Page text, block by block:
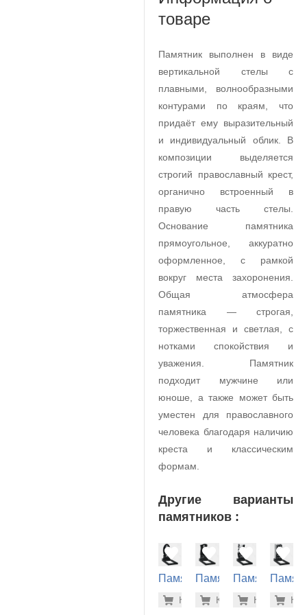
товаре
Памятник выполнен в виде
вертикальной стелы с
плавными, волнообразными
контурами по краям, что
придаёт ему выразительный
и индивидуальный облик. В
композиции выделяется
строгий православный крест,
органично встроенный в
правую часть стелы.
Основание памятника
прямоугольное, аккуратно
оформленное, с рамкой
вокруг места захоронения.
Общая атмосфера
памятника — строгая,
торжественная и светлая, с
нотками спокойствия и
уважения. Памятник
подходит мужчине или
юноше, а также может быть
уместен для православного
человека благодаря наличию
креста и классическим
формам.
Другие варианты
памятников :
Памятник
могилу
-7% 36.800
Купить
Памятник
могилу
-7%
Купить
Памятник
могилу
-
Купитьмогилу